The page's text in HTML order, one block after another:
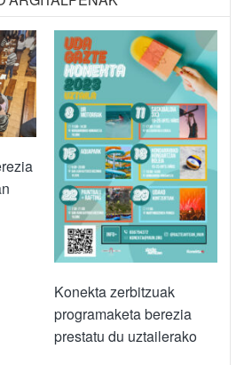
Konekta zerbitzuak
programaketa berezia
prestatu du uztailerako